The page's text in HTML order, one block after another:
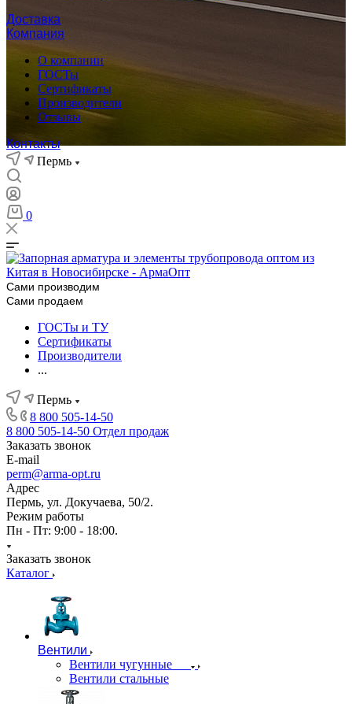
Доставка
Компания
О компании
ГОСТы
Сертификаты
Производители
Отзывы
Контакты
Пермь
0
Сами производим
Сами продаем
ГОСТы и ТУ
Сертификаты
Производители
...
Пермь
8 800 505-14-50
8 800 505-14-50 Отдел продаж
Заказать звонок
E-mail
perm@arma-opt.ru
Адрес
Пермь, ул. Докучаева, 50/2.
Режим работы
Пн - Пт: 9:00 - 18:00.
Заказать звонок
Каталог
Вентили
Вентили чугунные
Вентили стальные